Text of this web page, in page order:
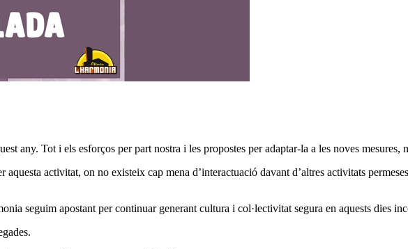
any. Tot i els esforços per part nostra i les propostes per adaptar-la a les noves mesures,
activitat, on no existeix cap mena d’interactuació davant d’altres activitats
seguim apostant per continuar generant cultura i col·lectivitat segura en aquests dies